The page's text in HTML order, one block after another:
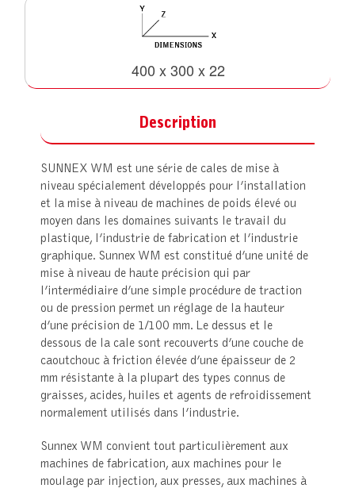
400 x 300 x 22
Description
SUNNEX WM est une série de cales de mise à
niveau spécialement développés pour l’installation
et la mise à niveau de machines de poids élevé ou
moyen dans les domaines suivants le travail du
plastique, l’industrie de fabrication et l’industrie
graphique. Sunnex WM est constitué d’une unité de
mise à niveau de haute précision qui par
l’intermédiaire d’une simple procédure de traction
ou de pression permet un réglage de la hauteur
d’une précision de 1/100 mm. Le dessus et le
dessous de la cale sont recouverts d’une couche de
caoutchouc à friction élevée d’une épaisseur de 2
mm résistante à la plupart des types connus de
graisses, acides, huiles et agents de refroidissement
normalement utilisés dans l’industrie.
Sunnex WM convient tout particulièrement aux
machines de fabrication, aux machines pour le
moulage par injection, aux presses, aux machines à